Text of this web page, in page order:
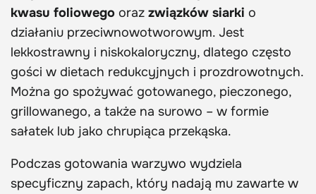
kwasu foliowego oraz związków siarki o
działaniu przeciwnowotworowym. Jest
lekkostrawny i niskokaloryczny, dlatego często
gości w dietach redukcyjnych i prozdrowotnych.
Można go spożywać gotowanego, pieczonego,
grillowanego, a także na surowo – w formie
sałatek lub jako chrupiąca przekąska.
Podczas gotowania warzywo wydziela
specyficzny zapach, który nadają mu zawarte w